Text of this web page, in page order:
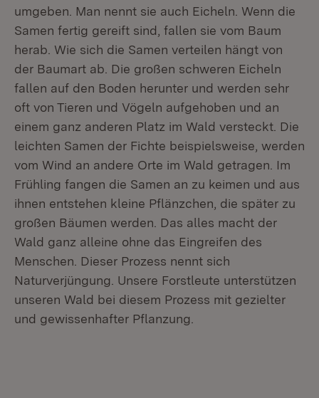
umgeben. Man nennt sie auch Eicheln. Wenn die
Samen fertig gereift sind, fallen sie vom Baum
herab. Wie sich die Samen verteilen hängt von
der Baumart ab. Die großen schweren Eicheln
fallen auf den Boden herunter und werden sehr
oft von Tieren und Vögeln aufgehoben und an
einem ganz anderen Platz im Wald versteckt. Die
leichten Samen der Fichte beispielsweise, werden
vom Wind an andere Orte im Wald getragen. Im
Frühling fangen die Samen an zu keimen und aus
ihnen entstehen kleine Pflänzchen, die später zu
großen Bäumen werden. Das alles macht der
Wald ganz alleine ohne das Eingreifen des
Menschen. Dieser Prozess nennt sich
Naturverjüngung. Unsere Forstleute unterstützen
unseren Wald bei diesem Prozess mit gezielter
und gewissenhafter Pflanzung.